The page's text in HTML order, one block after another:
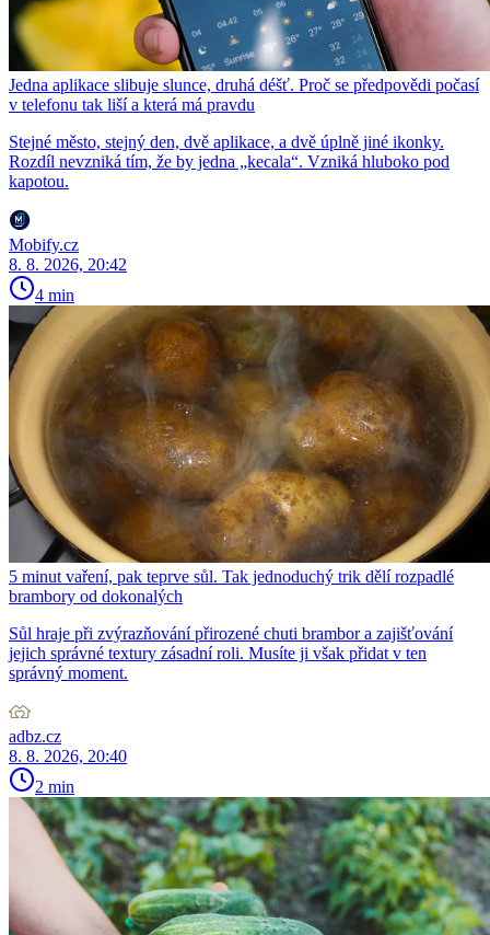
Jedna aplikace slibuje slunce, druhá déšť. Proč se předpovědi počasí
v telefonu tak liší a která má pravdu
Stejné město, stejný den, dvě aplikace, a dvě úplně jiné ikonky.
Rozdíl nevzniká tím, že by jedna „kecala“. Vzniká hluboko pod
kapotou.
Mobify.cz
8. 8. 2026, 20:42
4 min
5 minut vaření, pak teprve sůl. Tak jednoduchý trik dělí rozpadlé
brambory od dokonalých
Sůl hraje při zvýrazňování přirozené chuti brambor a zajišťování
jejich správné textury zásadní roli. Musíte ji však přidat v ten
správný moment.
adbz.cz
8. 8. 2026, 20:40
2 min